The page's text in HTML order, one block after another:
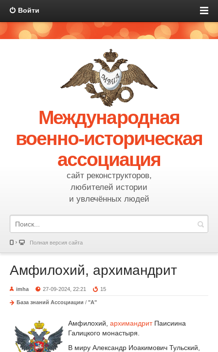
Войти
Международная
военно-историческая
ассоциация
сайт реконструкторов,
любителей истории
и увлечённых людей
Полная версия сайта
Амфилохий, архимандрит
imha 27-09-2024, 22:21 15
База знаний Ассоциации / "А"
Амфилохий, архимандритПаисиина
Галицкого монастыря.
В миру Александр Иоакимович Тульский,